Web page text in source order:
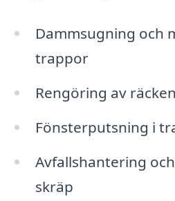
Dammsugning och
trappor
Rengöring av
Fönsterputsning i
Avfallshantering
skräp